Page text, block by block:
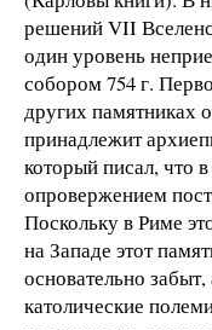
решений VII
один уровень
собором 754 г.
других памятниках
принадлежит
который писал, что
опровержением
Поскольку в Риме
на Западе этот
основательно забыт,
католические